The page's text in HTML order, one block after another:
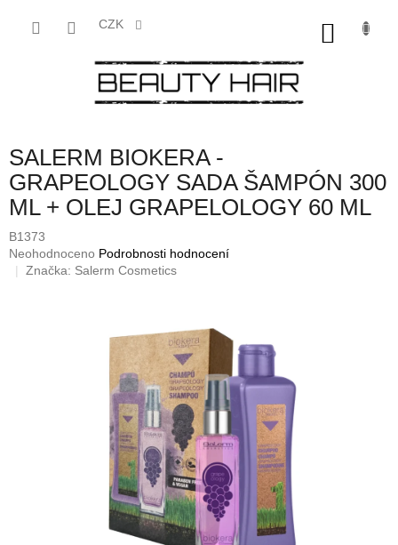
CZK
SALERM BIOKERA -
GRAPEOLOGY SADA ŠAMPÓN 300
ML + OLEJ GRAPELOLOGY 60 ML
B1373
Průměrné
hodnocení
Neohodnoceno Podrobnosti hodnocení
Značka: Salerm Cosmetics